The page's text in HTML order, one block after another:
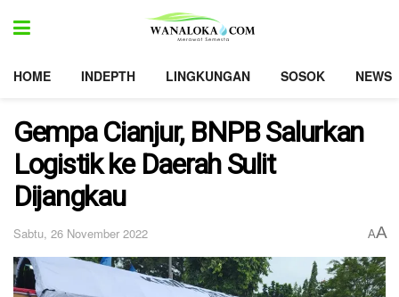
HOME INDEPTH LINGKUNGAN SOSOK NEWS
Gempa Cianjur, BNPB Salurkan
Logistik ke Daerah Sulit
Dijangkau
Sabtu, 26 November 2022 AA